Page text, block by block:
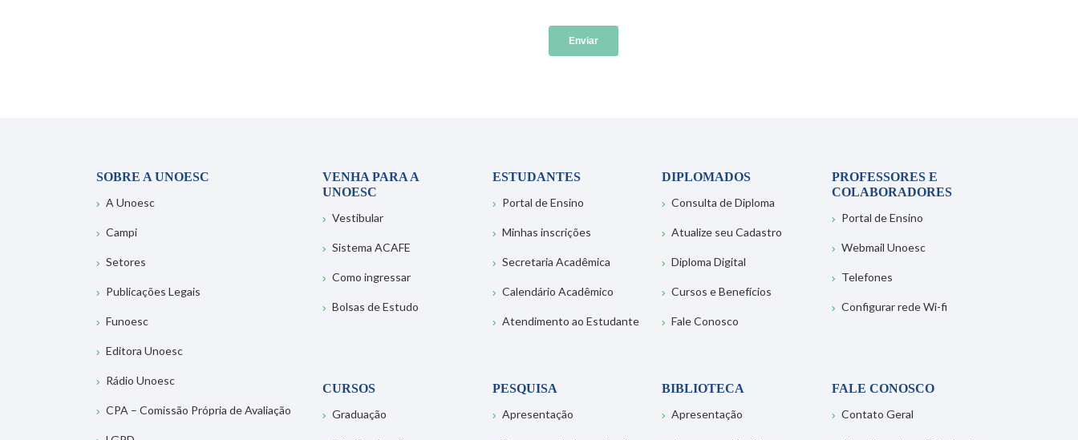
SOBRE A UNOESC
A Unoesc
Campi
Setores
Publicações Legais
Funoesc
Editora Unoesc
Rádio Unoesc
CPA – Comissão Própria de Avaliação
VENHA PARA A
UNOESC
Vestibular
Sistema ACAFE
Como ingressar
Bolsas de Estudo
ESTUDANTES
Portal de Ensino
Minhas inscrições
Secretaria Acadêmica
Calendário Acadêmico
Atendimento ao Estudante
DIPLOMADOS
Consulta de Diploma
Atualize seu Cadastro
Diploma Digital
Cursos e Benefícios
Fale Conosco
PROFESSORES E
COLABORADORES
Portal de Ensino
Webmail Unoesc
Telefones
Configurar rede Wi-fi
CURSOS
Graduação
PESQUISA
Apresentação
BIBLIOTECA
Apresentação
FALE CONOSCO
Contato Geral